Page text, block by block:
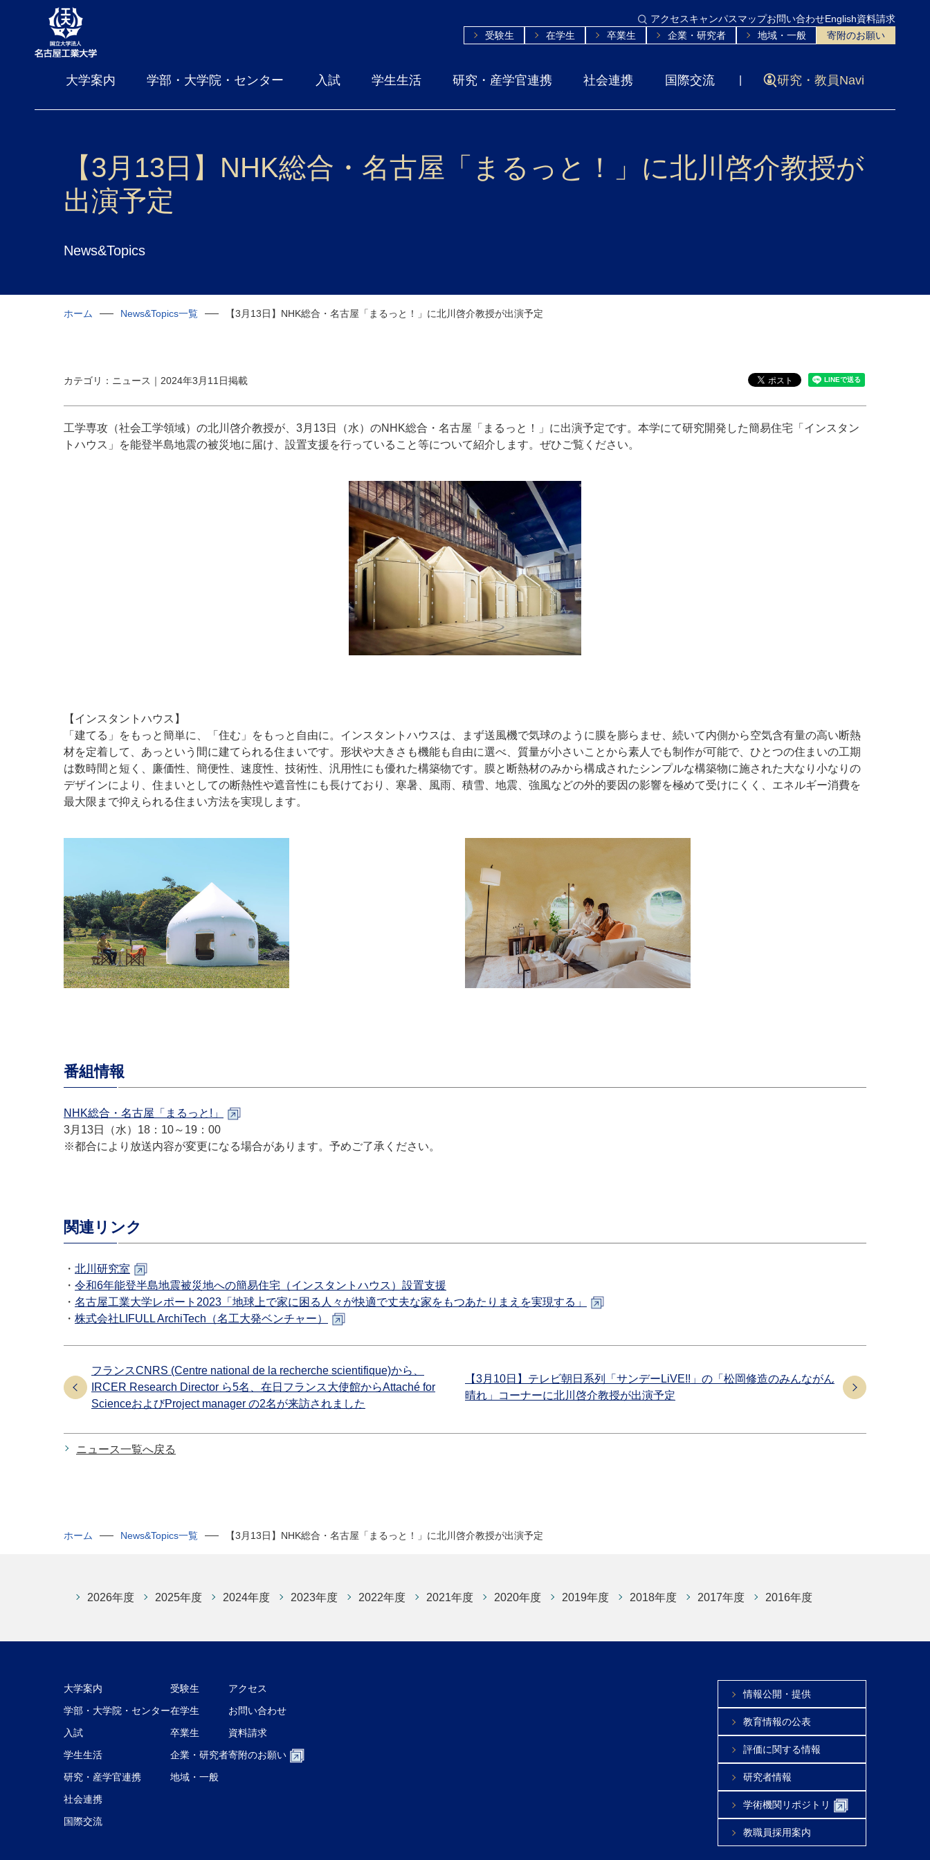
アクセスキャンパスマップお問い合わせEnglish資料請求
受験生
在学生 卒業生 企業・研究者 地域・一般 寄附のお願い
大学案内 学部・大学院・センター 入試 学生生活 研究・産学官連携 社会連携 国際交流 研究・教員Navi
【3月13日】NHK総合・名古屋「まるっと！」に北川啓介教授が
出演予定
News&Topics
ホーム News&Topics一覧 【3月13日】NHK総合・名古屋「まるっと！」に北川啓介教授が出演予定
カテゴリ：ニュース｜2024年3月11日掲載
工学専攻（社会工学領域）の北川啓介教授が、3月13日（水）のNHK総合・名古屋「まるっと！」に出演予定です。本学にて研究開発した簡易住宅「インスタン
トハウス」を能登半島地震の被災地に届け、設置支援を行っていること等について紹介します。ぜひご覧ください。
【インスタントハウス】
「建てる」をもっと簡単に、「住む」をもっと自由に。インスタントハウスは、まず送風機で気球のように膜を膨らませ、続いて内側から空気含有量の高い断熱
材を定着して、あっという間に建てられる住まいです。形状や大きさも機能も自由に選べ、質量が小さいことから素人でも制作が可能で、ひとつの住まいの工期
は数時間と短く、廉価性、簡便性、速度性、技術性、汎用性にも優れた構築物です。膜と断熱材のみから構成されたシンプルな構築物に施された大なり小なりの
デザインにより、住まいとしての断熱性や遮音性にも長けており、寒暑、風雨、積雪、地震、強風などの外的要因の影響を極めて受けにくく、エネルギー消費を
最大限まで抑えられる住まい方法を実現します。
番組情報
NHK総合・名古屋「まるっと!」
3月13日（水）18：10～19：00
※都合により放送内容が変更になる場合があります。予めご了承ください。
関連リンク
・ 北川研究室
・ 令和6年能登半島地震被災地への簡易住宅（インスタントハウス）設置支援
・ 名古屋工業大学レポート2023「地球上で家に困る人々が快適で丈夫な家をもつあたりまえを実現する」
・ 株式会社LIFULL ArchiTech（名工大発ベンチャー）
フランスCNRS (Centre national de la recherche scientifique)から、
IRCER Research Director ら5名、在日フランス大使館からAttaché for
ScienceおよびProject manager の2名が来訪されました
【3月10日】テレビ朝日系列「サンデーLiVE!!」の「松岡修造のみんながん
晴れ」コーナーに北川啓介教授が出演予定
ニュース一覧へ戻る
ホーム News&Topics一覧 【3月13日】NHK総合・名古屋「まるっと！」に北川啓介教授が出演予定
2026年度 2025年度 2024年度 2023年度 2022年度 2021年度 2020年度 2019年度 2018年度 2017年度 2016年度
大学案内
学部・大学院・センター
入試
学生生活
研究・産学官連携
社会連携
国際交流
受験生
在学生
卒業生
企業・研究者
地域・一般
アクセス
お問い合わせ
資料請求
寄附のお願い
情報公開・提供
教育情報の公表
評価に関する情報
研究者情報
学術機関リポジトリ
教職員採用案内